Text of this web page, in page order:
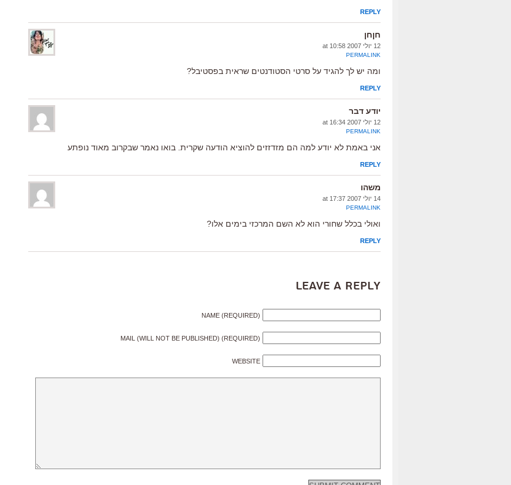
REPLY
חןחן
12 יולי 2007 at 10:58
PERMALINK
ומה יש לך להגיד על סרטי הסטודנטים שראית בפסטיבל?
REPLY
יודע דבר
12 יולי 2007 at 16:34
PERMALINK
אני באמת לא יודע למה הם מזדזזים להוציא הודעה שקרית. בואו נאמר שבקרוב מאוד נופתע
REPLY
משהו
14 יולי 2007 at 17:37
PERMALINK
ואולי בכלל שחורי הוא לא השם המרכזי בימים אלו?
REPLY
Leave a Reply
NAME (REQUIRED)
MAIL (WILL NOT BE PUBLISHED) (REQUIRED)
WEBSITE